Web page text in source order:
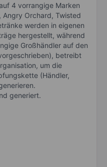
4 vorrangige Marken
Angry Orchard, Twisted
werden in eigenen
hergestellt, während
Großhändler auf den
betreibt
um die
(Händler,
generiert.